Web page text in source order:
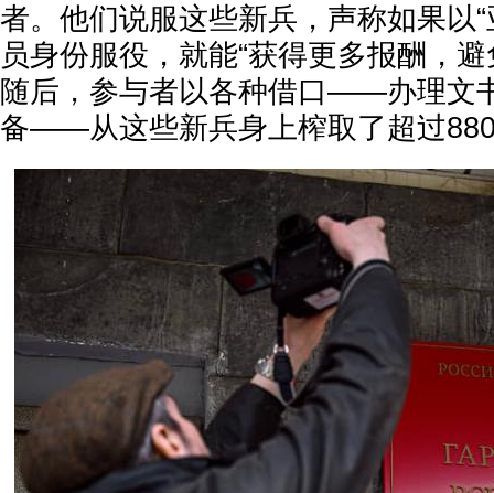
者。他们说服这些新兵，声称如果以
员身份服役，就能“获得更多报酬，
随后，参与者以各种借口——办理文
备——从这些新兵身上榨取了超过